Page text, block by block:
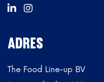
 
ADRES
The Food Line-up BV